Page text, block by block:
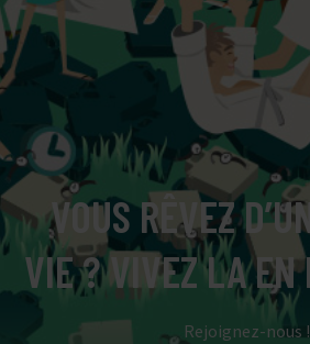
VOUS RÊVEZ
VIE ? VIVEZ LA EN
Rejoignez-nous !